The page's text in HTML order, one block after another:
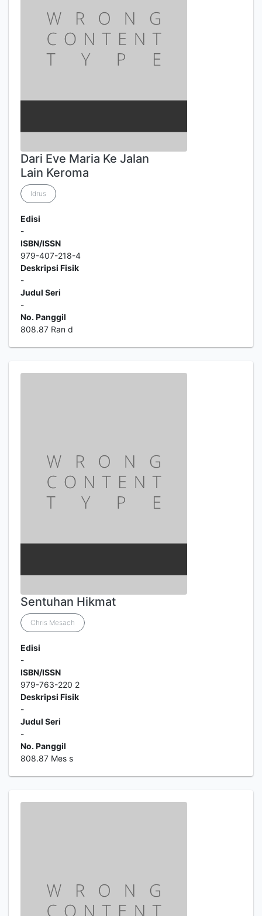
Dari Eve Maria Ke Jalan
Lain Keroma
Idrus
Edisi
-
ISBN/ISSN
979-407-218-4
Deskripsi Fisik
-
Judul Seri
-
No. Panggil
808.87 Ran d
Sentuhan Hikmat
Chris Mesach
Edisi
-
ISBN/ISSN
979-763-220 2
Deskripsi Fisik
-
Judul Seri
-
No. Panggil
808.87 Mes s